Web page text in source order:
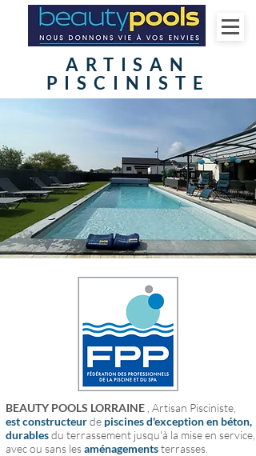
ARTISAN
PISCINISTE
BEAUTY POOLS LORRAINE , Artisan Pisciniste,
estconstructeurde piscines d'exception en béton,
durablesdu terrassement jusqu'à la mise en service,
avec ou sans lesaménagementsterrasses.